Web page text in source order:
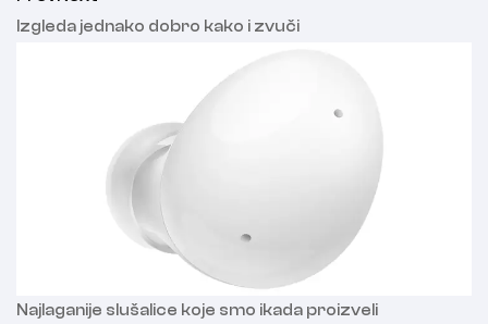
Izgleda jednako dobro kako i zvuči
Najlaganije slušalice koje smo ikada proizveli